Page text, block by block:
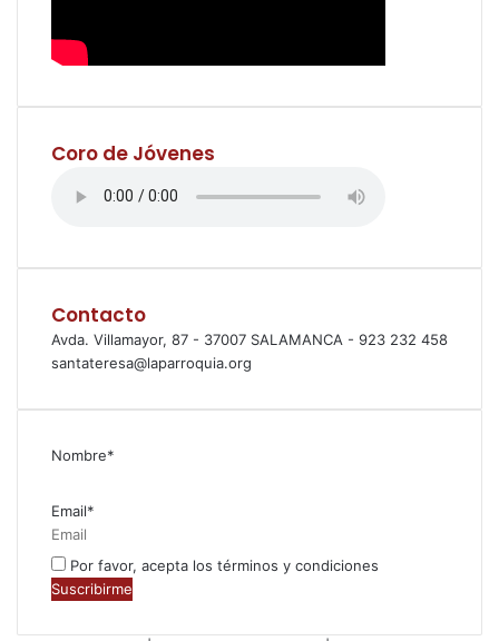
Coro de Jóvenes
Contacto
Avda. Villamayor, 87 - 37007 SALAMANCA - 923 232 458
santateresa@laparroquia.org
Nombre*
Email*
Por favor, acepta los términos y condiciones